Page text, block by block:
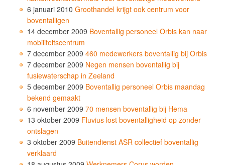
6 januari 2010 Groothandel krijgt ook centrum voor
boventalligen
14 december 2009 Boventallig personeel Orbis kan naar
mobiliteitscentrum
7 december 2009 460 medewerkers boventallig bij Orbis
7 december 2009 Negen mensen boventallig bij
fusiewaterschap in Zeeland
5 december 2009 Boventallig personeel Orbis maandag
bekend gemaakt
6 november 2009 70 mensen boventallig bij Hema
13 oktober 2009 Fluvius lost boventalligheid op zonder
ontslagen
3 oktober 2009 Buitendienst ASR collectief boventallig
verklaard